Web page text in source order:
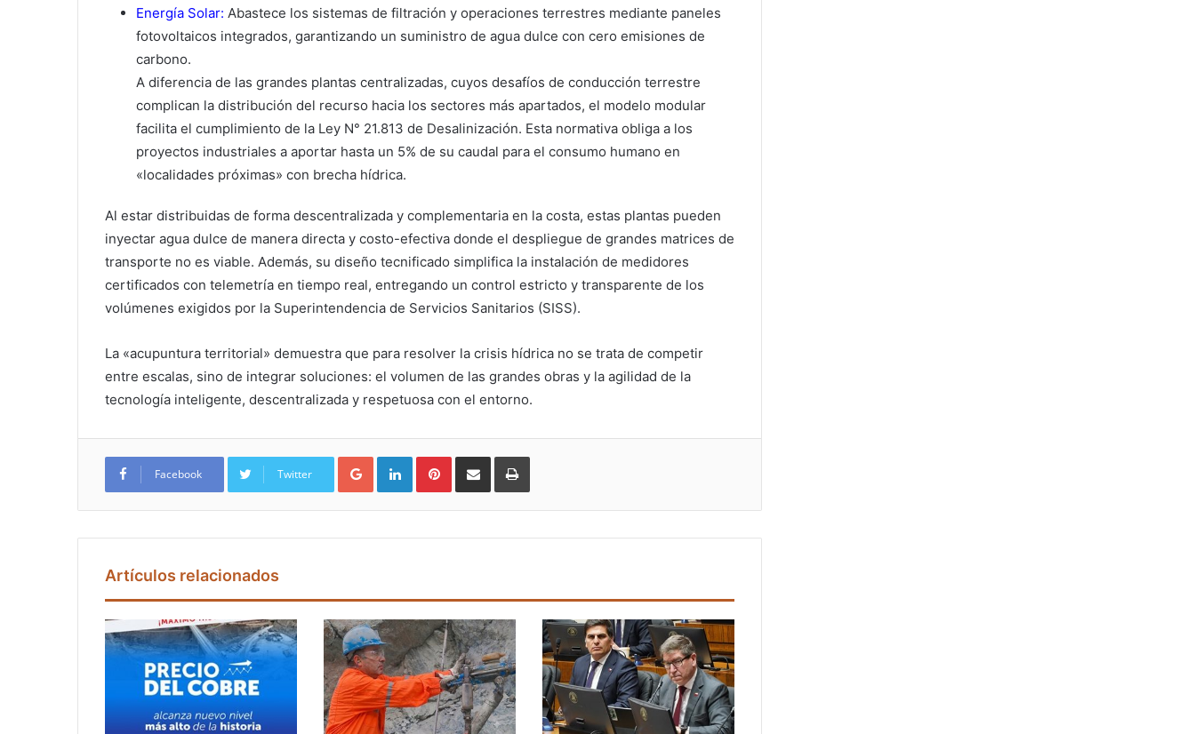
Energía Solar: Abastece los sistemas de filtración y operaciones terrestres mediante paneles
fotovoltaicos integrados, garantizando un suministro de agua dulce con cero emisiones de
carbono.
A diferencia de las grandes plantas centralizadas, cuyos desafíos de conducción terrestre
complican la distribución del recurso hacia los sectores más apartados, el modelo modular
facilita el cumplimiento de la Ley N° 21.813 de Desalinización. Esta normativa obliga a los
proyectos industriales a aportar hasta un 5% de su caudal para el consumo humano en
«localidades próximas» con brecha hídrica.
Al estar distribuidas de forma descentralizada y complementaria en la costa, estas plantas pueden
inyectar agua dulce de manera directa y costo-efectiva donde el despliegue de grandes matrices de
transporte no es viable. Además, su diseño tecnificado simplifica la instalación de medidores
certificados con telemetría en tiempo real, entregando un control estricto y transparente de los
volúmenes exigidos por la Superintendencia de Servicios Sanitarios (SISS).
La «acupuntura territorial» demuestra que para resolver la crisis hídrica no se trata de competir
entre escalas, sino de integrar soluciones: el volumen de las grandes obras y la agilidad de la
tecnología inteligente, descentralizada y respetuosa con el entorno.
Facebook Twitter
Google+ LinkedIn Pinterest
Artículos relacionados